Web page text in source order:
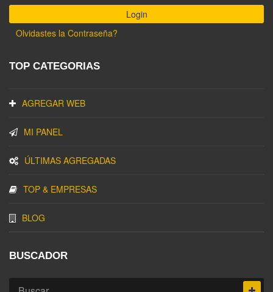
Olvidastes la Contraseña?
TOP CATEGORIAS
AGREGAR WEB
MI PANEL
ÚLTIMAS AGREGADAS
TOP & EMPRESAS
BLOG
BUSCADOR